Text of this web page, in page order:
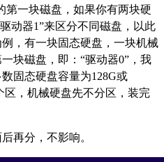
第一块磁盘，如果你有两块硬
动器1”来区分不同磁盘，以此
，有一块固态硬盘，一块机械
块磁盘，即：“驱动器0”，我
固态硬盘容量为128G或
区，机械硬盘先不分区，装完
再分，不影响。